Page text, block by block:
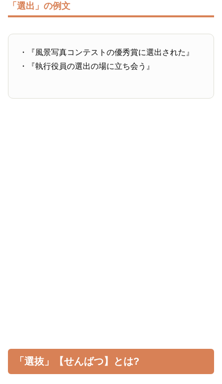
「選出」の例文
・『風景写真コンテストの優秀賞に選出された』
・『執行役員の選出の場に立ち会う』
「選抜」【せんばつ】とは?